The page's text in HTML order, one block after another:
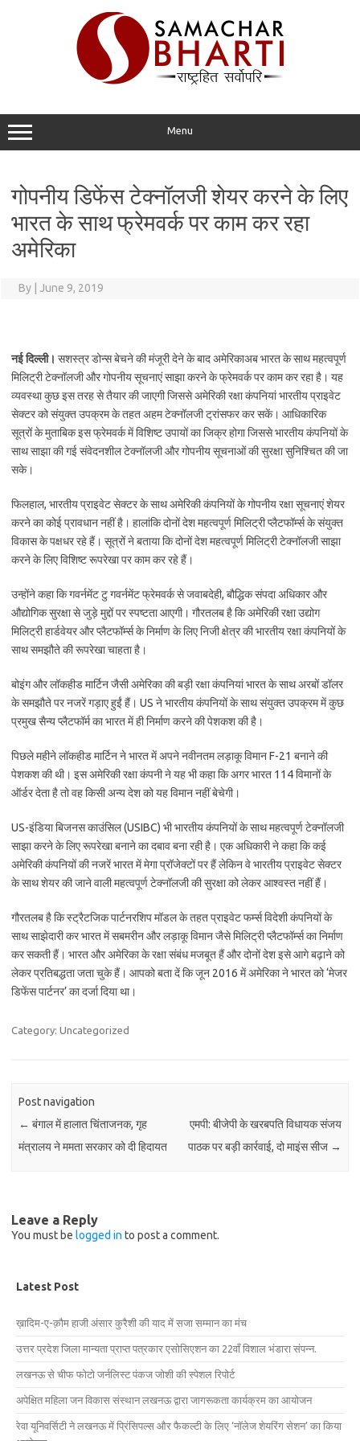
Menu
गोपनीय डिफेंस टेक्नॉलजी शेयर करने के लिए
भारत के साथ फ्रेमवर्क पर काम कर रहा
अमेरिका
By June 9, 2019
नई दिल्ली। सशस्त्र डोन्स बेचने की मंजूरी देने के बाद अमेरिकाअब भारत के साथ महत्वपूर्ण
मिलिट्री टेक्नॉलजी और गोपनीय सूचनाएं साझा करने के फ्रेमवर्क पर काम कर रहा है। यह
व्यवस्था कुछ इस तरह से तैयार की जाएगी जिससे अमेरिकी रक्षा कंपनियां भारतीय प्राइवेट
सेक्टर को संयुक्त उपक्रम के तहत अहम टेक्नॉलजी ट्रांसफर कर सकें। आधिकारिक
सूत्रों के मुताबिक इस फ्रेमवर्क में विशिष्ट उपायों का जिक्र होगा जिससे भारतीय कंपनियों के
साथ साझा की गई संवेदनशील टेक्नॉलजी और गोपनीय सूचनाओं की सुरक्षा सुनिश्चित की जा
सके।
फिलहाल, भारतीय प्राइवेट सेक्टर के साथ अमेरिकी कंपनियों के गोपनीय रक्षा सूचनाएं शेयर
करने का कोई प्रावधान नहीं है। हालांकि दोनों देश महत्वपूर्ण मिलिट्री प्लैटफॉर्म्स के संयुक्त
विकास के पक्षधर रहे हैं। सूत्रों ने बताया कि दोनों देश महत्वपूर्ण मिलिट्री टेक्नॉलजी साझा
करने के लिए विशिष्ट रूपरेखा पर काम कर रहे हैं।
उन्होंने कहा कि गवर्नमेंट टु गवर्नमेंट फ्रेमवर्क से जवाबदेही, बौद्धिक संपदा अधिकार और
औद्योगिक सुरक्षा से जुड़े मुद्दों पर स्पष्टता आएगी। गौरतलब है कि अमेरिकी रक्षा उद्योग
मिलिट्री हार्डवेयर और प्लैटफॉर्म्स के निर्माण के लिए निजी क्षेत्र की भारतीय रक्षा कंपनियों के
साथ समझौते की रूपरेखा चाहता है।
बोइंग और लॉकहीड मार्टिन जैसी अमेरिका की बड़ी रक्षा कंपनियां भारत के साथ अरबों डॉलर
के समझौते पर नजरें गड़ाए हुईं हैं। US ने भारतीय कंपनियों के साथ संयुक्त उपक्रम में कुछ
प्रमुख सैन्य प्लैटफॉर्म का भारत में ही निर्माण करने की पेशकश की है।
पिछले महीने लॉकहीड मार्टिन ने भारत में अपने नवीनतम लड़ाकू विमान F-21 बनाने की
पेशकश की थी। इस अमेरिकी रक्षा कंपनी ने यह भी कहा कि अगर भारत 114 विमानों के
ऑर्डर देता है तो वह किसी अन्य देश को यह विमान नहीं बेचेगी।
US-इंडिया बिजनस काउंसिल (USIBC) भी भारतीय कंपनियों के साथ महत्वपूर्ण टेक्नॉलजी
साझा करने के लिए रूपरेखा बनाने का दबाव बना रही है। एक अधिकारी ने कहा कि कई
अमेरिकी कंपनियों की नजरें भारत में मेगा प्रॉजेक्टों पर हैं लेकिन वे भारतीय प्राइवेट सेक्टर
के साथ शेयर की जाने वाली महत्वपूर्ण टेक्नॉलजी की सुरक्षा को लेकर आश्वस्त नहीं हैं।
गौरतलब है कि स्ट्रैटजिक पार्टनरशिप मॉडल के तहत प्राइवेट फर्म्स विदेशी कंपनियों के
साथ साझेदारी कर भारत में सबमरीन और लड़ाकू विमान जैसे मिलिट्री प्लैटफॉर्म्स का निर्माण
कर सकती हैं। भारत और अमेरिका के रक्षा संबंध मजबूत हैं और दोनों देश इसे आगे बढ़ाने को
लेकर प्रतिबद्धता जता चुके हैं। आपको बता दें कि जून 2016 में अमेरिका ने भारत को ‘मेजर
डिफेंस पार्टनर’ का दर्जा दिया था।
Category: Uncategorized
Post navigation
← बंगाल में हालात चिंताजनक, गृह
मंत्रालय ने ममता सरकार को दी हिदायत
एमपी: बीजेपी के खरबपति विधायक संजय
पाठक पर बड़ी कार्रवाई, दो माइंस सीज →
Leave a Reply
You must be logged in to post a comment.
Latest Post
ख़ादिम-ए-क़ौम हाजी अंसार कुरैशी की याद में सजा सम्मान का मंच
उत्तर प्रदेश जिला मान्यता प्राप्त पत्रकार एसोसिएशन का 22वाँ विशाल भंडारा संपन्न.
लखनऊ से चीफ फोटो जर्नलिस्ट पंकज जोशी की स्पेशल रिपोर्ट
अपेक्षित महिला जन विकास संस्थान लखनऊ द्वारा जागरूकता कार्यक्रम का आयोजन
रेवा यूनिवर्सिटी ने लखनऊ में प्रिंसिपल्स और फैकल्टी के लिए ‘नॉलेज शेयरिंग सेशन’ का किया